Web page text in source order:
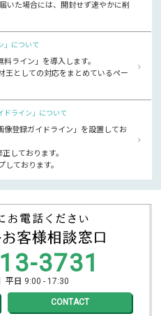
いた場合には、開封せず速やかに削
」について
ライン」を導入します。
王としての対応をまとめているペー
ドライン」について
像登録ガイドライン」を設置してお
しております。
ております。
3731
平日 9:00 - 17:30
CONTACT